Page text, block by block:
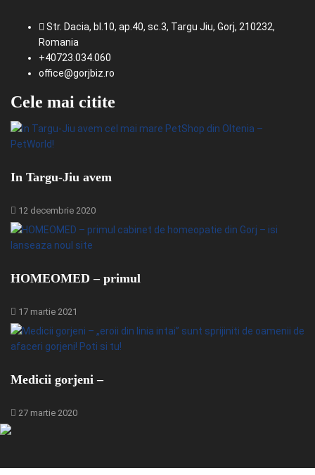
Str. Dacia, bl.10, ap.40, sc.3, Targu Jiu, Gorj, 210232,
Romania
+40723.034.060
office@gorjbiz.ro
Cele mai citite
In Targu-Jiu avem
12 decembrie 2020
HOMEOMED – primul
17 martie 2021
Medicii gorjeni –
27 martie 2020